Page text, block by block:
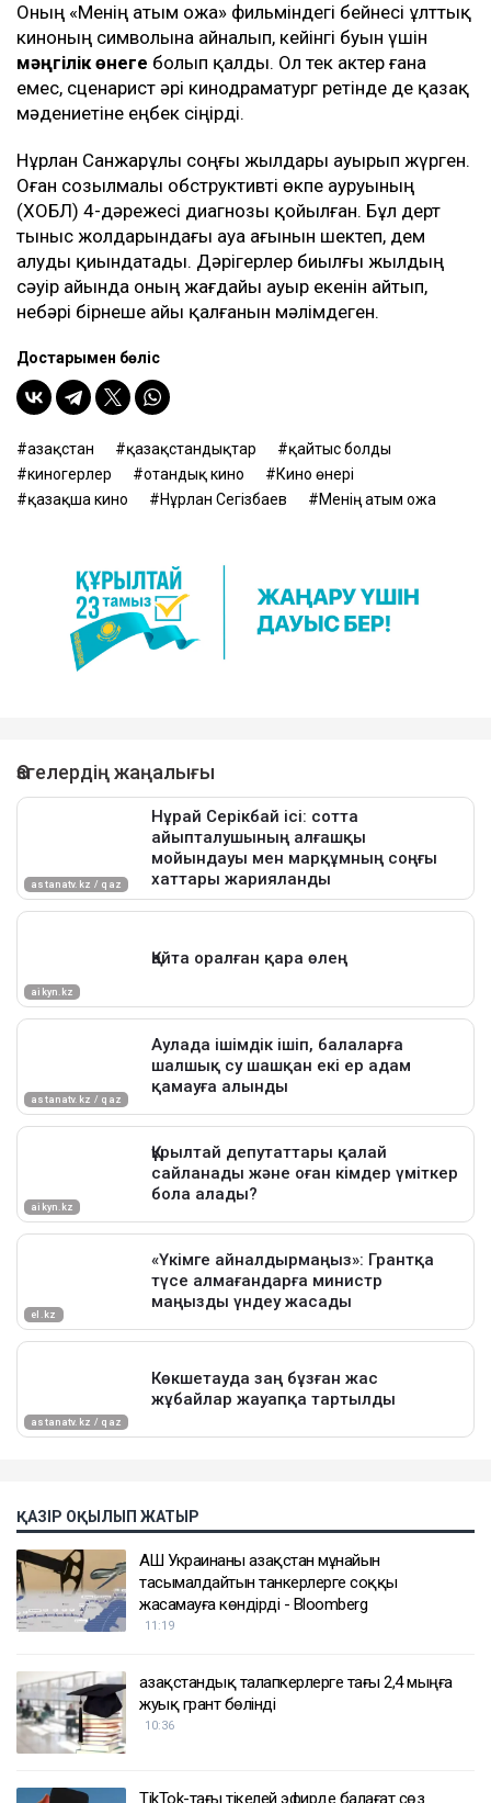
Оның «Менің атым Қожа» фильміндегі бейнесі ұлттық
киноның символына айналып, кейінгі буын үшін
мәңгілік өнеге болып қалды. Ол тек актер ғана
емес, сценарист әрі кинодраматург ретінде де қазақ
мәдениетіне еңбек сіңірді.
Нұрлан Санжарұлы соңғы жылдары ауырып жүрген.
Оған созылмалы обструктивті өкпе ауруының
(ХОБЛ) 4-дәрежесі диагнозы қойылған. Бұл дерт
тыныс жолдарындағы ауа ағынын шектеп, дем
алуды қиындатады. Дәрігерлер биылғы жылдың
сәуір айында оның жағдайы ауыр екенін айтып,
небәрі бірнеше айы қалғанын мәлімдеген.
Достарыңмен бөліс
Қазақстан қазақстандықтар
қайтыс болды
киногерлер
отандық кино
Кино өнері
қазақша кино
Нұрлан Сегізбаев Менің атым Қожа
ҚАЗІР ОҚЫЛЫП ЖАТЫР
АҚШ Украинаны Қазақстан мұнайын
тасымалдайтын танкерлерге соққы
жасамауға көндірді - Bloomberg
11:19
Қазақстандық талапкерлерге тағы 2,4 мыңға
жуық грант бөлінді
10:36
TikTok-тағы тікелей эфирде балағат сөз